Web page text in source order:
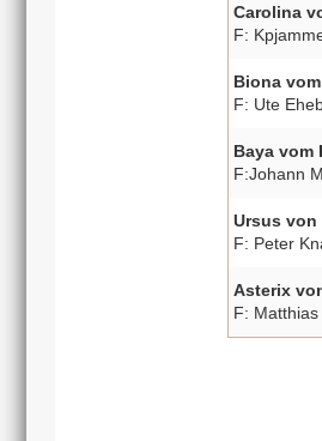
Carolina
F:
Biona
F: Ute
Baya vom
F:Johann
Ursus von
F: Peter
Asterix
F: